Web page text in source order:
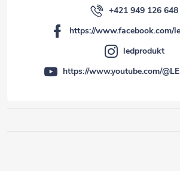
+421 949 126 648
https://www.facebook.com/
ledprodukt
https://www.youtube.com/